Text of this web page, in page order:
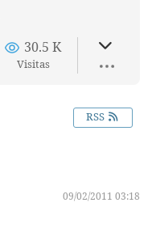
30.5 K
Visitas
RSS
09/02/2011 03:18